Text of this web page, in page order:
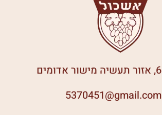
5370451
gmail.com@